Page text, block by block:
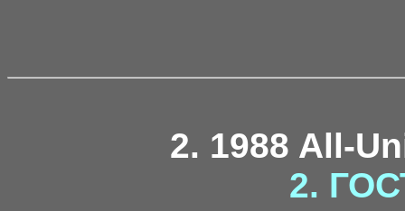
2. 1988 All-
2.